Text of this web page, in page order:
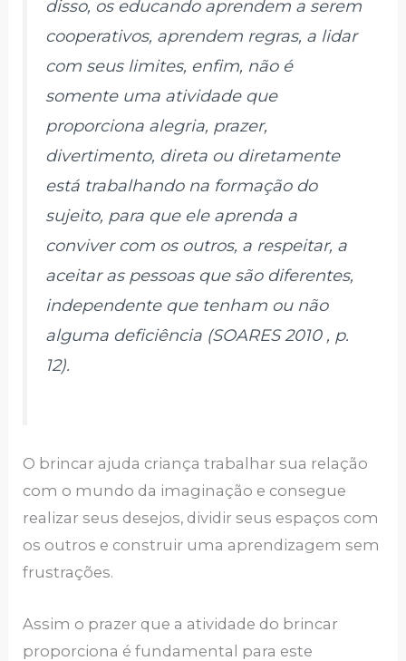
disso, os educando aprendem a serem
cooperativos, aprendem regras, a lidar
com seus limites, enfim, não é
somente uma atividade que
proporciona alegria, prazer,
divertimento, direta ou diretamente
está trabalhando na formação do
sujeito, para que ele aprenda a
conviver com os outros, a respeitar, a
aceitar as pessoas que são diferentes,
independente que tenham ou não
alguma deficiência (SOARES 2010 , p.
12).
O brincar ajuda criança trabalhar sua relação
com o mundo da imaginação e consegue
realizar seus desejos, dividir seus espaços com
os outros e construir uma aprendizagem sem
frustrações.
Assim o prazer que a atividade do brincar
proporciona é fundamental para este